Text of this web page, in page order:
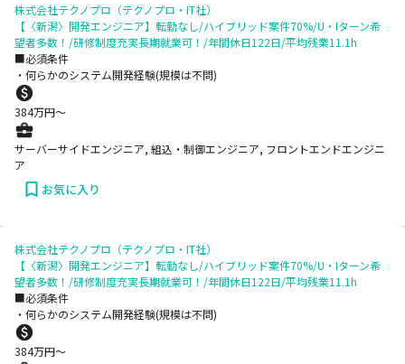
株式会社テクノプロ（テクノプロ・IT社）
【〈新潟〉開発エンジニア】転勤なし/ハイブリッド案件70%/U・Iターン希
望者多数！/研修制度充実長期就業可！/年間休日122日/平均残業11.1h
■必須条件
・何らかのシステム開発経験(規模は不問)
384万円〜
サーバーサイドエンジニア, 組込・制御エンジニア, フロントエンドエンジニ
ア
お気に入り
株式会社テクノプロ（テクノプロ・IT社）
【〈新潟〉開発エンジニア】転勤なし/ハイブリッド案件70%/U・Iターン希
望者多数！/研修制度充実長期就業可！/年間休日122日/平均残業11.1h
■必須条件
・何らかのシステム開発経験(規模は不問)
384万円〜